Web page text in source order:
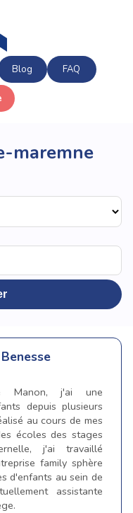
Blog FAQ
maremne
Manon, j'ai une
depuis plusieurs
au cours de mes
écoles des stages
j'ai travaillé
family sphère
d'enfants au sein de
assistante